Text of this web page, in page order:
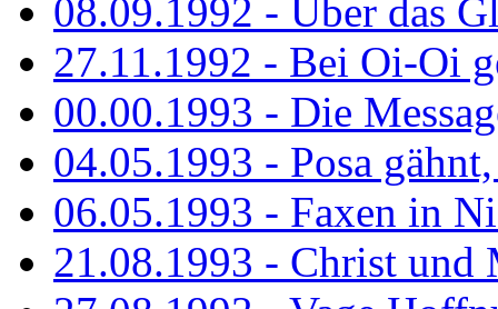
08.09.1992 - Über das
27.11.1992 - Bei Oi-Oi
00.00.1993 - Die
04.05.1993 - Posa
06.05.1993 - Faxen in
21.08.1993 - Christ und